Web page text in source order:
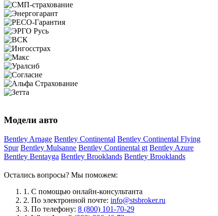
Модели авто
Bentley Arnage Bentley Continental Bentley Continental Flying
Spur Bentley Mulsanne Bentley Continental gt Bentley Azure
Bentley Bentayga Bentley Brooklands Bentley Brooklands
Остались вопросы? Мы поможем:
1. С помощью онлайн-консультанта
2. По электронной почте: info@stsbroker.ru
3. По телефону: 8 (800) 101-70-29